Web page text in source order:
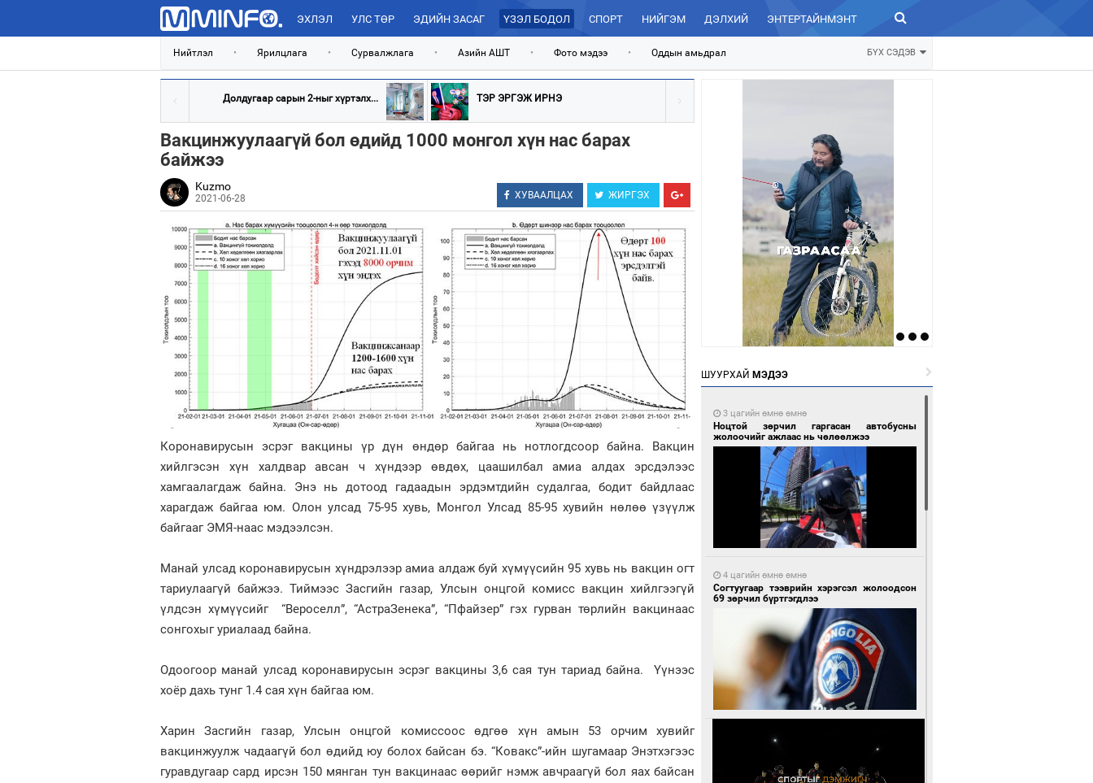
ЭХЛЭЛ УЛС ТӨР ЭДИЙН ЗАСАГ ҮЗЭЛ БОДОЛ СПОРТ НИЙГЭМ ДЭЛХИЙ ЭНТЕРТАЙНМЭНТ ЗУРХАЙ
Нийтлэл • Ярилцлага • Сурвалжлага • Азийн АШТ • Фото мэдээ • Оддын амьдрал БҮХ СЭДЭВ
Долдугаар сарын 2-ныг хүртэлх... ТЭР ЭРГЭЖ ИРНЭ
Вакцинжуулаагүй бол өдийд 1000 монгол хүн нас барах
байжээ
Kuzmo
2021-06-28 ХУВААЛЦАХ ЖИРГЭХ
Коронавирусын эсрэг вакцины үр дүн өндөр байгаа нь нотлогдсоор байна. Вакцин
хийлгэсэн хүн халдвар авсан ч хүндээр өвдөх, цаашилбал амиа алдах эрсдэлээс
хамгаалагдаж байна. Энэ нь дотоод гадаадын эрдэмтдийн судалгаа, бодит байдлаас
харагдаж байгаа юм. Олон улсад 75-95 хувь, Монгол Улсад 85-95 хувийн нөлөө үзүүлж
байгааг ЭМЯ-наас мэдээлсэн.
Манай улсад коронавирусын хүндрэлээр амиа алдаж буй хүмүүсийн 95 хувь нь вакцин огт
тариулаагүй байжээ. Тиймээс Засгийн газар, Улсын онцгой комисс вакцин хийлгээгүй
үлдсэн хүмүүсийг “Вероселл”, “АстраЗенека”, “Пфайзер” гэх гурван төрлийн вакцинаас
сонгохыг уриалаад байна.
Одоогоор манай улсад коронавирусын эсрэг вакцины 3,6 сая тун тариад байна. Үүнээс
хоёр дахь тунг 1.4 сая хүн байгаа юм.
Харин Засгийн газар, Улсын онцгой комиссоос өдгөө хүн амын 53 орчим хувийг
вакцинжуулж чадаагүй бол өдийд юу болох байсан бэ. “Ковакс”-ийн шугамаар Энэтхэгээс
гуравдугаар сард ирсэн 150 мянган тун вакцинаас өөрийг нэмж авчраагүй бол яах байсан
ШУУРХАЙ МЭДЭЭ
3 цагийн өмнө өмнө
Ноцтой зөрчил гаргасан автобусны
жолоочийг ажлаас нь чөлөөлжээ
4 цагийн өмнө өмнө
Согтуугаар тээврийн хэрэгсэл жолоодсон
69 зөрчил бүртгэгдлээ